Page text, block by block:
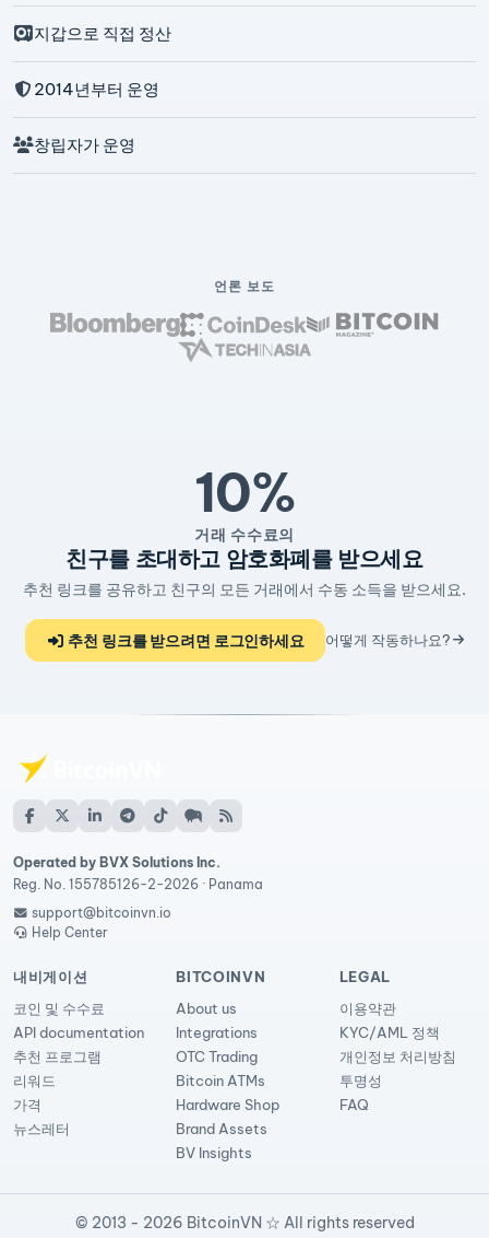
지갑으로 직접 정산
2014년부터 운영
창립자가 운영
언론 보도
10%
거래 수수료의
친구를 초대하고 암호화폐를 받으세요
추천 링크를 공유하고 친구의 모든 거래에서 수동 소득을 받으세요.
추천 링크를 받으려면 로그인하세요 어떻게 작동하나요?
Operated by BVX Solutions Inc.
Reg. No. 155785126-2-2026 · Panama
support@bitcoinvn.io
Help Center
내비게이션
코인 및 수수료
API documentation
추천 프로그램
리워드
가격
뉴스레터
BITCOINVN
About us
Integrations
OTC Trading
Bitcoin ATMs
Hardware Shop
Brand Assets
BV Insights
LEGAL
이용약관
KYC/AML 정책
개인정보 처리방침
투명성
FAQ
© 2013 - 2026 BitcoinVN ☆ All rights reserved